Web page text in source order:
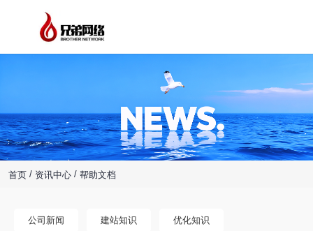
首页 / 资讯中心 / 帮助文档
公司新闻 建站知识 优化知识